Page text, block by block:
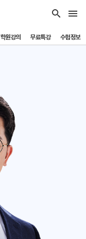
search menu
학원강의 무료특강 수험정보